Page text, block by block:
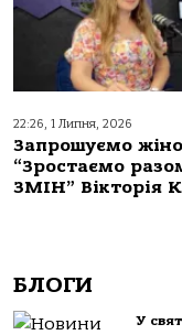
22:26, 1 Липня, 2026
Запрошуємо
“Зростаємо
ЗМІН” Вікторія
БЛОГИ
У